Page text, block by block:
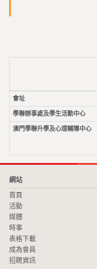
會址
學聯辦事處及學生活動中心
澳門學聯升學及心理輔導中心
網站
首頁
活動
媒體
時事
表格下載
成為會員
招聘資訊